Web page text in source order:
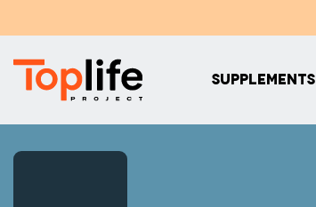
to
content
SUPPLEMENTS